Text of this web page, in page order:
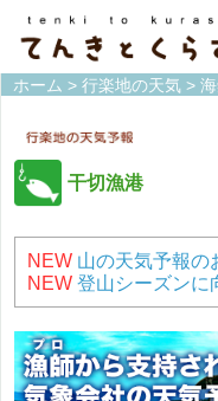
ホーム > 行楽地の天気 >
干切漁港
NEW 山の天気予報の
NEW 登山シーズンに